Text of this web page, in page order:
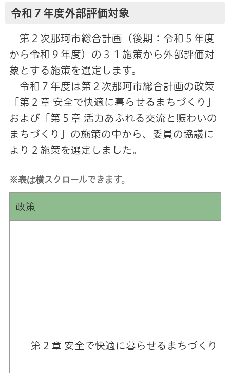
令和７年度外部評価対象
第２次那珂市総合計画（後期：令和５年度
から令和９年度）の３１施策から外部評価対
象とする施策を選定します。
令和７年度は第２次那珂市総合計画の政策
「第２章 安全で快適に暮らせるまちづくり」
および「第５章 活力あふれる交流と賑わいの
まちづくり」の施策の中から、委員の協議に
より２施策を選定しました。
※表は横スクロールできます。
政策
第２章 安全で快適に暮らせるまちづくり